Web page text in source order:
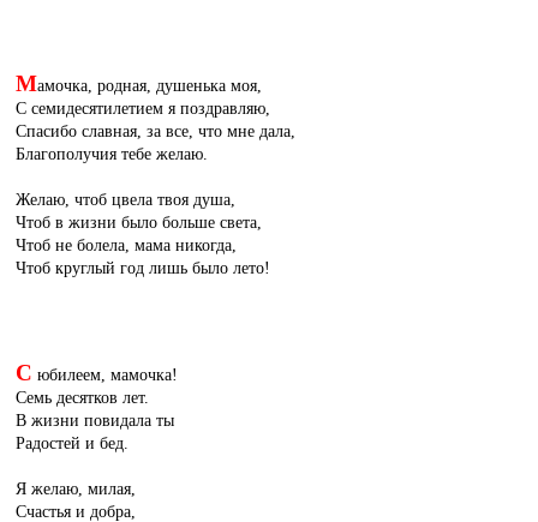
Мамочка, родная, душенька моя,
С семидесятилетием я поздравляю,
Спасибо славная, за все, что мне дала,
Благополучия тебе желаю.
Желаю, чтоб цвела твоя душа,
Чтоб в жизни было больше света,
Чтоб не болела, мама никогда,
Чтоб круглый год лишь было лето!
С юбилеем, мамочка!
Семь десятков лет.
В жизни повидала ты
Радостей и бед.
Я желаю, милая,
Счастья и добра,